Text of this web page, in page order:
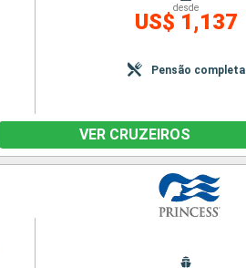
desde
US$ 1,137
Pensão completa
VER CRUZEIROS